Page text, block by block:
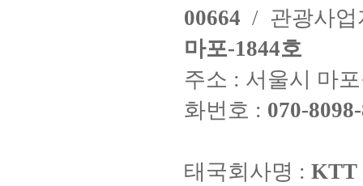
00664 / 관광사
마포-1844호
주소 : 서울시 마
화번호 : 070-
태국회사명 : KTT